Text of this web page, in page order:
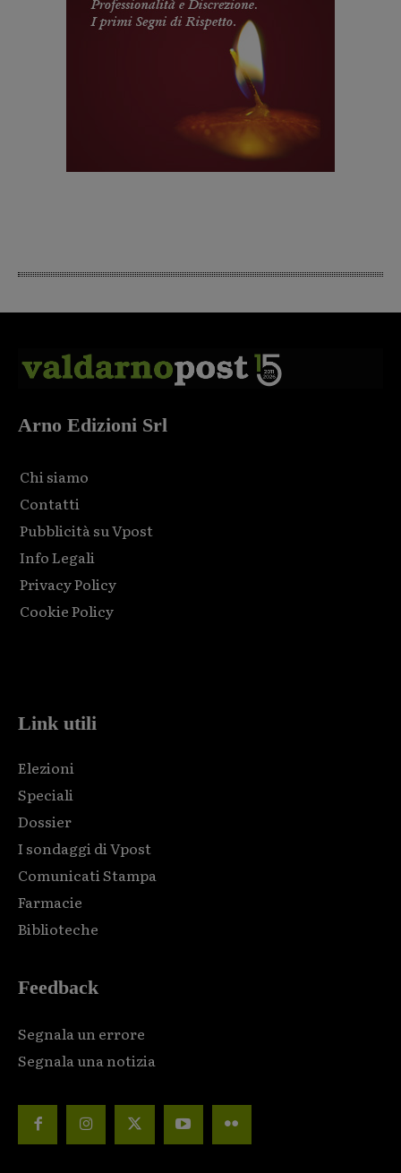
Arno Edizioni Srl
Chi siamo
Contatti
Pubblicità su Vpost
Info Legali
Privacy Policy
Cookie Policy
Link utili
Elezioni
Speciali
Dossier
I sondaggi di Vpost
Comunicati Stampa
Farmacie
Biblioteche
Feedback
Segnala un errore
Segnala una notizia